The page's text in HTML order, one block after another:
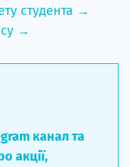
студента →
→
канал та
акції,